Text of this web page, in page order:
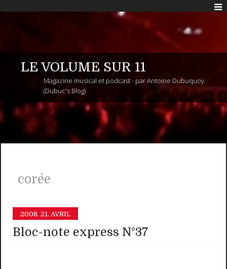
LE VOLUME SUR 11
Magazine musical et podcast - par Antoine Dubuquoy
(Dubuc's Blog)
corée
2008. 21. AVRIL
Bloc-note express N°37